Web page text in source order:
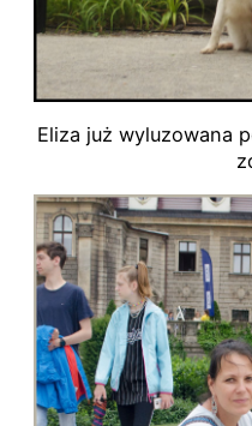
Eliza już wyluzowana